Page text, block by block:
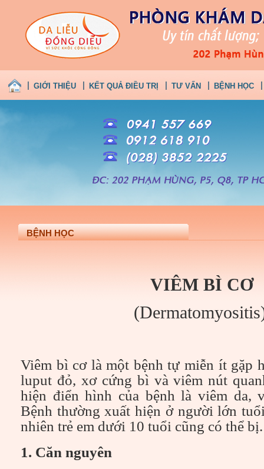
GIỚI THIỆU KẾT QUẢ ĐIỀU TRỊ TƯ VẤN BỆNH HỌC
BỆNH HỌC
VIÊM BÌ CƠ
Viêm bì cơ là một bệnh tự miễn ít gặp
luput đỏ, xơ cứng bì và viêm nút
hiện điển hình của bệnh là viêm da,
Bệnh thường xuất hiện ở người lớn
nhiên trẻ em dưới 10 tuổi cũng có thể bị.
1. Căn nguyên